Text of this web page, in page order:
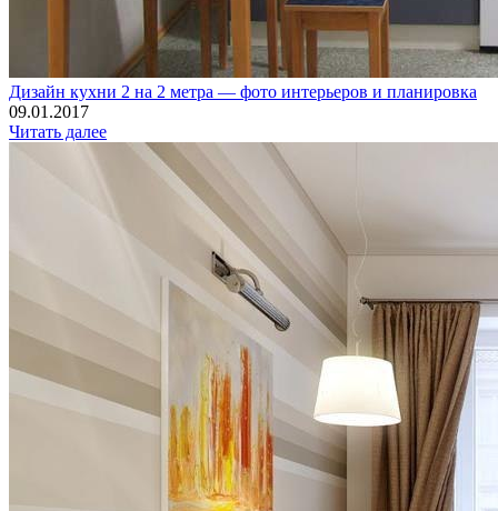
Дизайн кухни 2 на 2 метра — фото интерьеров и планировка
09.01.2017
Читать далее